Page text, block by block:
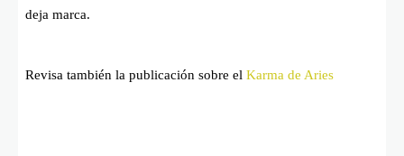
deja marca.
Revisa también la publicación sobre el Karma de Aries